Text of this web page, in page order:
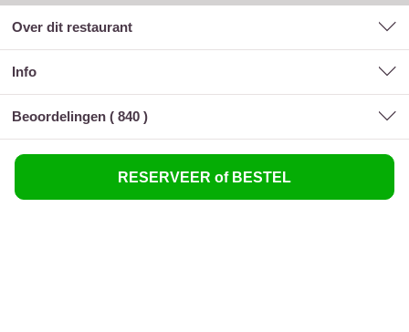
Over dit restaurant
Info
Beoordelingen ( 840 )
RESERVEER of BESTEL